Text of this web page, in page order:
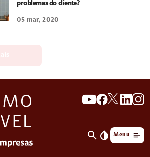
problemas do cliente?
05 mar, 2020
search invert_colors Menu